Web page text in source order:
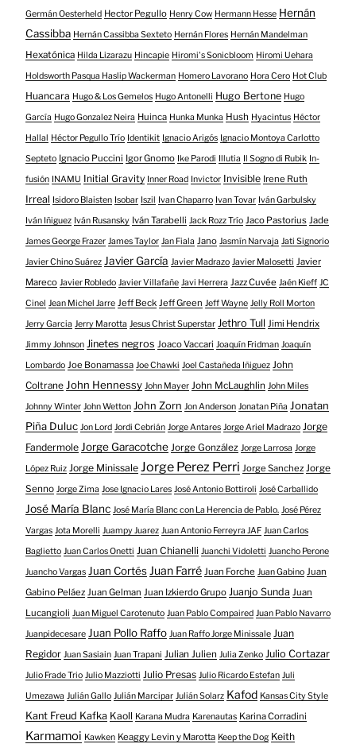
Germán Oesterheld Hector Pegullo Henry Cow Hermann Hesse Hernán
Cassibba Hernán Cassibba Sexteto Hernán Flores Hernán Mandelman
Hexatónica Hilda Lizarazu Hincapie Hiromi's Sonicbloom Hiromi Uehara
Holdsworth Pasqua Haslip Wackerman Homero Lavorano Hora Cero Hot Club
Huancara Hugo & Los Gemelos Hugo Antonelli Hugo Bertone Hugo
García Hugo Gonzalez Neira Huinca Hunka Munka Hush Hyacintus Héctor
Hallal Héctor Pegullo Trío Identikit Ignacio Arigós Ignacio Montoya Carlotto
Septeto Ignacio Puccini Igor Gnomo Ike Parodi Illutia Il Sogno di Rubik In-
fusión INAMU Initial Gravity Inner Road Invictor Invisible Irene Ruth
Irreal Isidoro Blaisten Isobar Iszil Ivan Chaparro Ivan Tovar Iván Garbulsky
Iván Iñiguez Iván Rusansky Iván Tarabelli Jack Rozz Trío Jaco Pastorius Jade
James George Frazer James Taylor Jan Fiala Jano Jasmín Narvaja Jati Signorio
Javier Chino Suárez Javier García Javier Madrazo Javier Malosetti Javier
Mareco Javier Robledo Javier Villafañe Javi Herrera Jazz Cuvée Jaén Kieff JC
Cinel Jean Michel Jarre Jeff Beck Jeff Green Jeff Wayne Jelly Roll Morton
Jerry Garcia Jerry Marotta Jesus Christ Superstar Jethro Tull Jimi Hendrix
Jimmy Johnson Jinetes negros Joaco Vaccari Joaquín Fridman Joaquín
Lombardo Joe Bonamassa Joe Chawki Joel Castañeda Iñiguez John
Coltrane John Hennessy John Mayer John McLaughlin John Miles
Johnny Winter John Wetton John Zorn Jon Anderson Jonatan Piña Jonatan
Piña Duluc Jon Lord Jordi Cebrián Jorge Antares Jorge Ariel Madrazo Jorge
Fandermole Jorge Garacotche Jorge González Jorge Larrosa Jorge
López Ruiz Jorge Minissale Jorge Perez Perri Jorge Sanchez Jorge
Senno Jorge Zima Jose Ignacio Lares José Antonio Bottiroli José Carballido
José María Blanc José María Blanc con La Herencia de Pablo. José Pérez
Vargas Jota Morelli Juampy Juarez Juan Antonio Ferreyra JAF Juan Carlos
Baglietto Juan Carlos Onetti Juan Chianelli Juanchi Vidoletti Juancho Perone
Juancho Vargas Juan Cortés Juan Farré Juan Forche Juan Gabino Juan
Gabino Peláez Juan Gelman Juan Izkierdo Grupo Juanjo Sunda Juan
Lucangioli Juan Miguel Carotenuto Juan Pablo Compaired Juan Pablo Navarro
Juanpidecesare Juan Pollo Raffo Juan Raffo Jorge Minissale Juan
Regidor Juan Sasiain Juan Trapani Julian Julien Julia Zenko Julio Cortazar
Julio Frade Trio Julio Mazziotti Julio Presas Julio Ricardo Estefan Juli
Umezawa Julián Gallo Julián Marcipar Julián Solarz Kafod Kansas City Style
Kant Freud Kafka Kaoll Karana Mudra Karenautas Karina Corradini
Karmamoi Kawken Keaggy Levin y Marotta Keep the Dog Keith